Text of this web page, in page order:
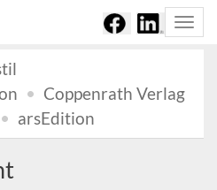
Coppenrath Verlag
arsEdition